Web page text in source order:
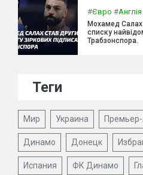
#Євро #Англія
Мохамед Салах
списку
Трабзонспора.
Теги
Мир Украина Премьер-
Динамо Донецк
Испания ФК Динамо